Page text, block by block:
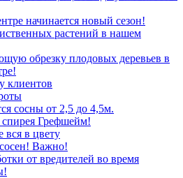
начинается новый сезон!
растений в нашем
обрезку плодовых деревьев в
клиентов
сосны от 2,5 до 4,5м.
спирея Грефшейм!
вся в цвету
Важно!
от вредителей во время